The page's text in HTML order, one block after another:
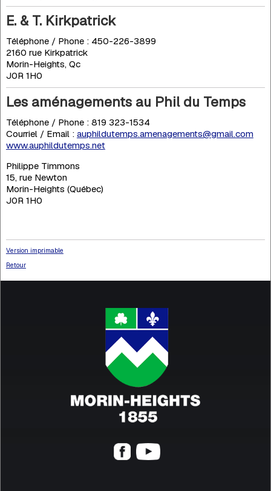
E. & T. Kirkpatrick
Téléphone / Phone : 450-226-3899
2160 rue Kirkpatrick
Morin-Heights, Qc
J0R 1H0
Les aménagements au Phil du Temps
Téléphone / Phone : 819 323-1534
Courriel / Email : auphildutemps.amenagements@gmail.com
www.auphildutemps.net
Philippe Timmons
15, rue Newton
Morin-Heights (Québec)
J0R 1H0
Version imprimable
Retour